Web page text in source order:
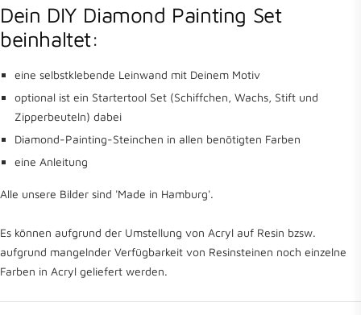
Dein DIY Diamond Painting Set
beinhaltet:
eine selbstklebende Leinwand mit Deinem Motiv
optional ist ein Startertool Set (Schiffchen, Wachs, Stift und
Zipperbeuteln) dabei
Diamond-Painting-Steinchen in allen benötigten Farben
eine Anleitung
Alle unsere Bilder sind 'Made in Hamburg'.
Es können aufgrund der Umstellung von Acryl auf Resin bzsw.
aufgrund mangelnder Verfügbarkeit von Resinsteinen noch einzelne
Farben in Acryl geliefert werden.